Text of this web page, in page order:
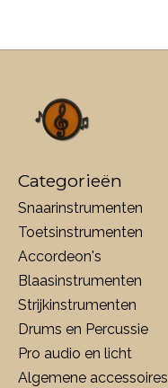
Categorieën
Snaarinstrumenten
Toetsinstrumenten
Accordeon's
Blaasinstrumenten
Strijkinstrumenten
Drums en Percussie
Pro audio en licht
Algemene accessoires